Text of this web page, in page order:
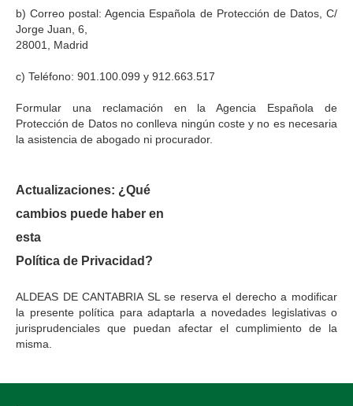
b) Correo postal: Agencia Española de Protección de Datos, C/
Jorge Juan, 6,
28001, Madrid
c) Teléfono: 901.100.099 y 912.663.517
Formular una reclamación en la Agencia Española de
Protección de Datos no conlleva ningún coste y no es necesaria
la asistencia de abogado ni procurador.
Actualizaciones: ¿Qué
cambios puede haber en
esta
Política de Privacidad?
ALDEAS DE CANTABRIA SL se reserva el derecho a modificar
la presente política para adaptarla a novedades legislativas o
jurisprudenciales que puedan afectar el cumplimiento de la
misma.